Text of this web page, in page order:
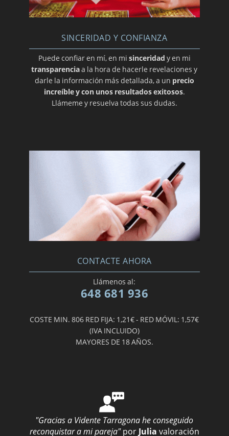
SINCERIDAD Y CONFIANZA
Puede confiar en mí, en mi sinceridad y en mi
transparenciaa la hora de hacerle revelaciones y
darle la información más detallada, a un precio
increíble y con unos resultados exitosos.
Llámeme y resuelva todas sus dudas.
CONTACTE AHORA
Llámenos al:
648 681 936
COSTE MIN. 806 RED FIJA: 1,21€ - RED MÓVIL: 1,57€
(IVA INCLUIDO)
MAYORES DE 18 AÑOS.
"Gracias a Vidente Tarragona he conseguido
reconquistar a mi pareja" por Julia valoración